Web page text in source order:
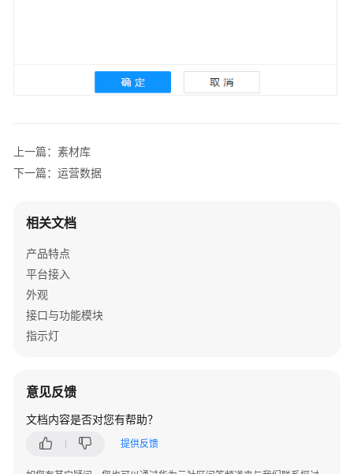
窗
应
运
营
数
据
微
定
上一篇：素材库
下一篇：运营数据
相关文档
产品特点
平台接入
外观
接口与功能模块
指示灯
意见反馈
文档内容是否对您有帮助？
提供反馈